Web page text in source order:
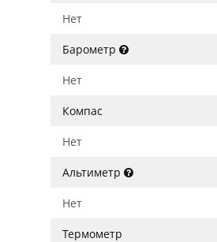
Нет
Барометр
Нет
Компас
Нет
Альтиметр
Нет
Термометр